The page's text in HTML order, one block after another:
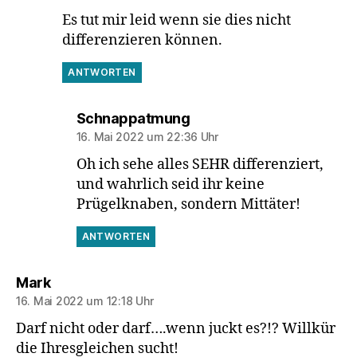
Es tut mir leid wenn sie dies nicht
differenzieren können.
ANTWORTEN
Schnappatmungsagt:
16. Mai 2022 um 22:36 Uhr
Oh ich sehe alles SEHR differenziert,
und wahrlich seid ihr keine
Prügelknaben, sondern Mittäter!
ANTWORTEN
Marksagt:
16. Mai 2022 um 12:18 Uhr
Darf nicht oder darf….wenn juckt es?!? Willkür
die Ihresgleichen sucht!